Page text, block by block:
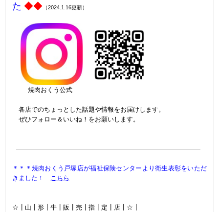
た ◆◆ （2024.1.16更新）
焼肉おくう公式
各店でのちょっとした話題や情報をお届けします。
ぜひフォロー＆いいね！をお願いします。
—————————————————————————————
＊＊＊焼肉おくう戸塚店が福祉保険センターより衛生表彰をいただ
きました！ こちら
☆┃山┃形┃牛┃販┃売┃指┃定┃店┃☆┃